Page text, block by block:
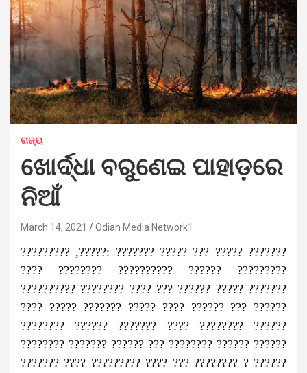
ରାଜ୍ୟ
ଖୋର୍ଦ୍ଧା ବରୁଣେଇ ପାହାଡ଼ରେ
ନିଆଁ
March 14, 2021 Odian Media Network1
????????? ,?????: ??????? ????? ??? ????? ???????
???? ???????? ?????????? ?????? ?????????
?????????? ???????? ???? ??? ?????? ????? ???????
???? ????? ??????? ????? ???? ?????? ??? ??????
???????? ?????? ??????? ???? ???????? ??????
???????? ??????? ?????? ??? ???????? ?????? ??????
??????? ???? ????????? ???? ??? ???????? ? ??????